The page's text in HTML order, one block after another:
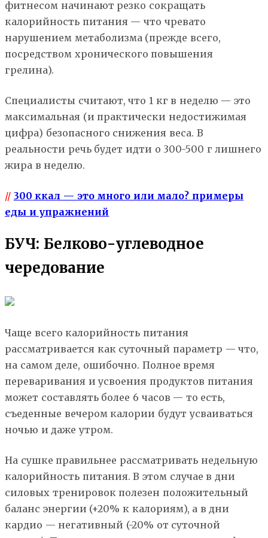
фитнесом начинают резко сокращать
калорийность питания — что чревато
нарушением метаболизма (прежде всего,
посредством хронического повышения
грелина).
Специалисты считают, что 1 кг в неделю — это
максимальная (и практически недостижимая
цифра) безопасного снижения веса. В
реальности речь будет идти о 300-500 г лишнего
жира в неделю.
// 300 ккал — это много или мало? примеры
еды и упражнений
БУЧ: Белково-углеводное
чередование
Чаще всего калорийность питания
рассматривается как суточный параметр — что,
на самом деле, ошибочно. Полное время
переваривания и усвоения продуктов питания
может составлять более 6 часов — то есть,
съеденные вечером калории будут усваиваться
ночью и даже утром.
На сушке правильнее рассматривать недельную
калорийность питания. В этом случае в дни
силовых тренировок полезен положительный
баланс энергии (+20% к калориям), а в дни
кардио — негативный (-20% от суточной